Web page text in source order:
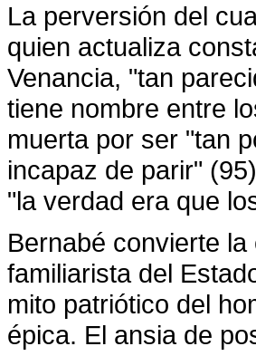
La perversión del
quien actualiza
Venancia, "tan
tiene nombre entre
muerta por ser "tan
incapaz de parir"
"la verdad era que
Bernabé convierte
familiarista del
mito patriótico del
épica. El ansia de